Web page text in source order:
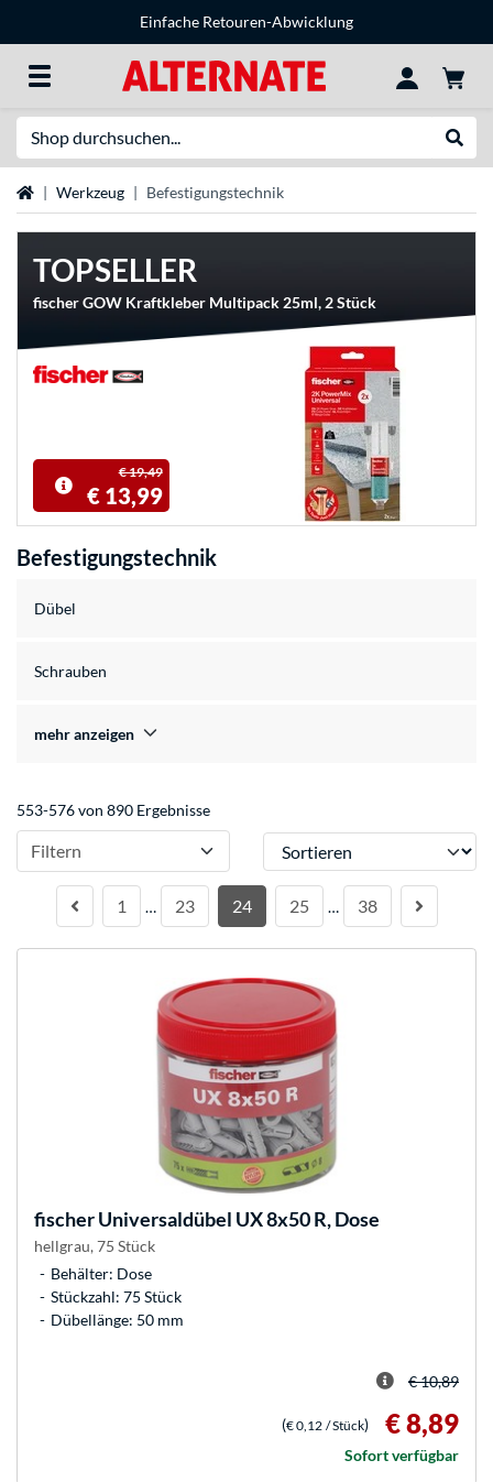
Einfache Retouren-Abwicklung
StartseiteWerkzeug Befestigungstechnik
TOPSELLER
fischer GOW Kraftkleber Multipack 25ml, 2 Stück
€ 19,49
€ 13,99
Befestigungstechnik
Dübel
Schrauben
mehr anzeigen
553-576 von 890 Ergebnisse
Filtern Sortieren
1 … 23 24 25 … 38
fischerUniversaldübel UX 8x50 R, Dose
hellgrau, 75 Stück
Behälter: Dose
Stückzahl: 75 Stück
Dübellänge: 50 mm
€ 10,89
(€ 0,12 / Stück) € 8,89
Sofort verfügbar